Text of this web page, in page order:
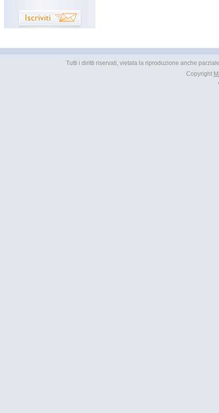
Tutti i diritti riservati, vietata la riproduzione anche
Copyright